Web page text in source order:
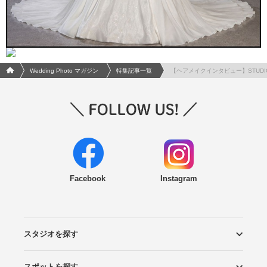
フォトウエディング/結婚写真のPhotorait ホーム
Wedding Photo マガジン 特集記事一覧 【ヘアメイクインタビュー】
Facebook Instagram
スタジオを探す